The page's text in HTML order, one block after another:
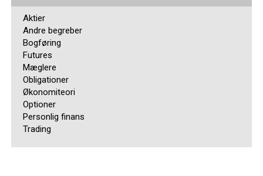
Aktier
Andre begreber
Bogføring
Futures
Mæglere
Obligationer
Økonomiteori
Optioner
Personlig finans
Trading